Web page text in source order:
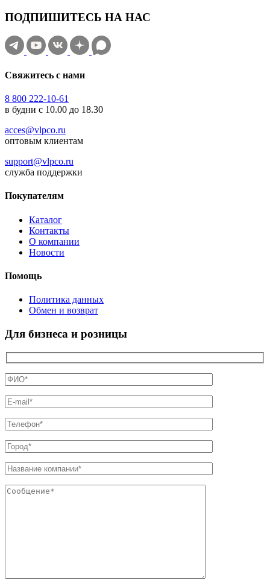
ПОДПИШИТЕСЬ НА НАС
Свяжитесь с нами
8 800 222-10-61
в будни с 10.00 до 18.30
acces@vlpco.ru
оптовым клиентам
support@vlpco.ru
служба поддержки
Покупателям
Каталог
Контакты
О компании
Новости
Помощь
Политика данных
Обмен и возврат
Для бизнеса и розницы